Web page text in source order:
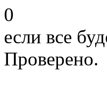
0
если все
Проверено.